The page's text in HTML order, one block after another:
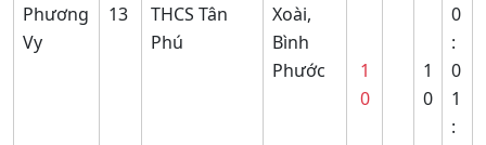
Phương
Vy
13
THCS Tân
Phú
Xoài,
Bình
Phước
1
0
1
0
0
:
0
1
: